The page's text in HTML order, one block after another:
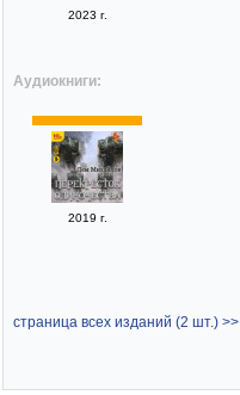
2023 г.
Аудиокниги:
2019 г.
страница всех изданий (2 шт.) >>